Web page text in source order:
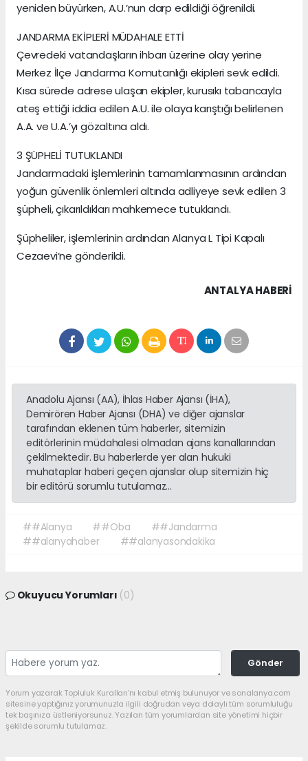
yeniden büyürken, A.U.’nun darp edildiği öğrenildi.
JANDARMA EKİPLERİ MÜDAHALE ETTİ
Çevredeki vatandaşların ihbarı üzerine olay yerine
Merkez İlçe Jandarma Komutanlığı ekipleri sevk edildi.
Kısa sürede adrese ulaşan ekipler, kurusıkı tabancayla
ateş ettiği iddia edilen A.U. ile olaya karıştığı belirlenen
A.A. ve U.A.’yı gözaltına aldı.
3 ŞÜPHELİ TUTUKLANDI
Jandarmadaki işlemlerinin tamamlanmasının ardından
yoğun güvenlik önlemleri altında adliyeye sevk edilen 3
şüpheli, çıkarıldıkları mahkemece tutuklandı.
Şüpheliler, işlemlerinin ardından Alanya L Tipi Kapalı
Cezaevi’ne gönderildi.
ANTALYA HABERİ
Anadolu Ajansı (AA), İhlas Haber Ajansı (İHA),
Demirören Haber Ajansı (DHA) ve diğer ajanslar
tarafından eklenen tüm haberler, sitemizin
editörlerinin müdahalesi olmadan ajans kanallarından
çekilmektedir. Bu haberlerde yer alan hukuki
muhataplar haberi geçen ajanslar olup sitemizin hiç
bir editörü sorumlu tutulamaz...
##Alanya ##Oba
##Jandarma
##alanyahaber
##alanyasondakika
Okuyucu Yorumları (0)
Gönder
Yorum yazarak Topluluk Kuralları’nı kabul etmiş bulunuyor ve sonalanya.com
sitesine yaptığınız yorumunuzla ilgili doğrudan veya dolaylı tüm sorumluluğu
tek başınıza üstleniyorsunuz. Yazılan tüm yorumlardan site yönetimi hiçbir
şekilde sorumlu tutulamaz.